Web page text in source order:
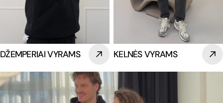
DŽEMPERIAI VYRAMS KELNĖS VYRAMS